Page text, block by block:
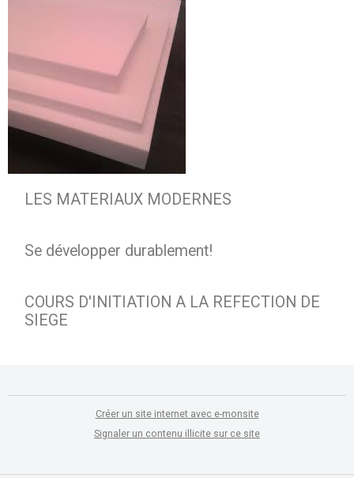
LES MATERIAUX MODERNES
Se développer durablement!
COURS D'INITIATION A LA REFECTION DE
SIEGE
Créer un site internet avec e-monsite
Signaler un contenu illicite sur ce site